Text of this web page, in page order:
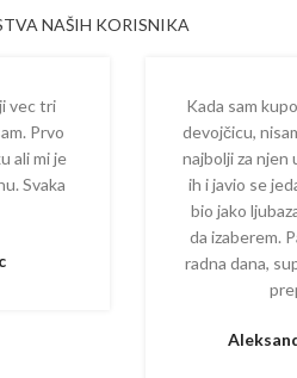
NAŠIH KORISNIKA
vec tri
Prvo
ali mi je
Svaka
Kada sam
devojčicu,
najbolji za njen
ih i javio se
bio jako
da izaberem.
radna dana,